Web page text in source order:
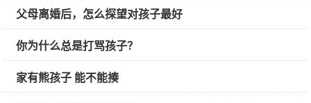
父母离婚后，怎么探望对孩子最好
你为什么总是打骂孩子？
家有熊孩子 能不能揍